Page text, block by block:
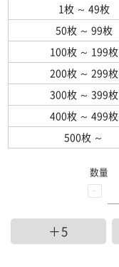
1枚 ～ 49枚
50枚 ～ 99枚
100枚 ～ 199枚
200枚 ～ 299枚
300枚 ～ 399枚
400枚 ～ 499枚
500枚 ～
-
数量
＋5